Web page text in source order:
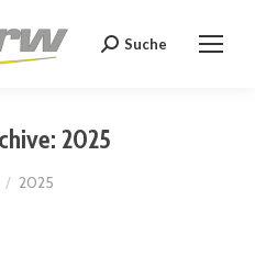
Search:
Suche
2025
sich hier:
2025